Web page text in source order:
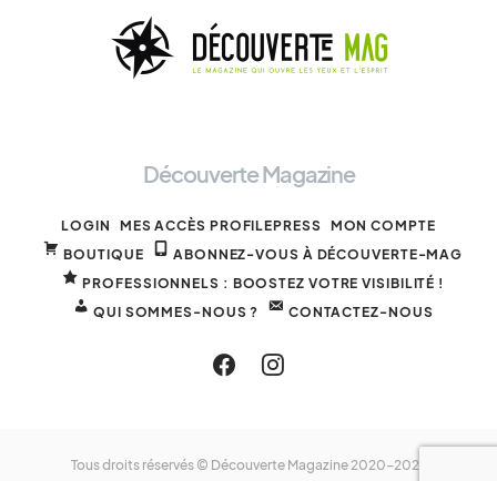
Découverte Magazine
LOGIN MES ACCÈS PROFILEPRESS MON COMPTE
BOUTIQUE
ABONNEZ-VOUS À DÉCOUVERTE-MAG
PROFESSIONNELS : BOOSTEZ VOTRE VISIBILITÉ !
QUI SOMMES-NOUS ?
CONTACTEZ-NOUS
Tous droits réservés © Découverte Magazine 2020-2025